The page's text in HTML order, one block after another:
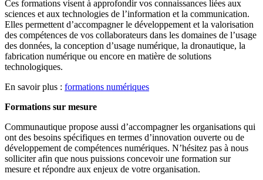
Ces formations visent à approfondir vos connaissances liées aux
sciences et aux technologies de l’information et la communication.
Elles permettent d’accompagner le développement et la valorisation
des compétences de vos collaborateurs dans les domaines de l’usage
des données, la conception d’usage numérique, la dronautique, la
fabrication numérique ou encore en matière de solutions
technologiques.
En savoir plus : formations numériques
Formations sur mesure
Communautique propose aussi d’accompagner les organisations qui
ont des besoins spécifiques en termes d’innovation ouverte ou de
développement de compétences numériques. N’hésitez pas à nous
solliciter afin que nous puissions concevoir une formation sur
mesure et répondre aux enjeux de votre organisation.